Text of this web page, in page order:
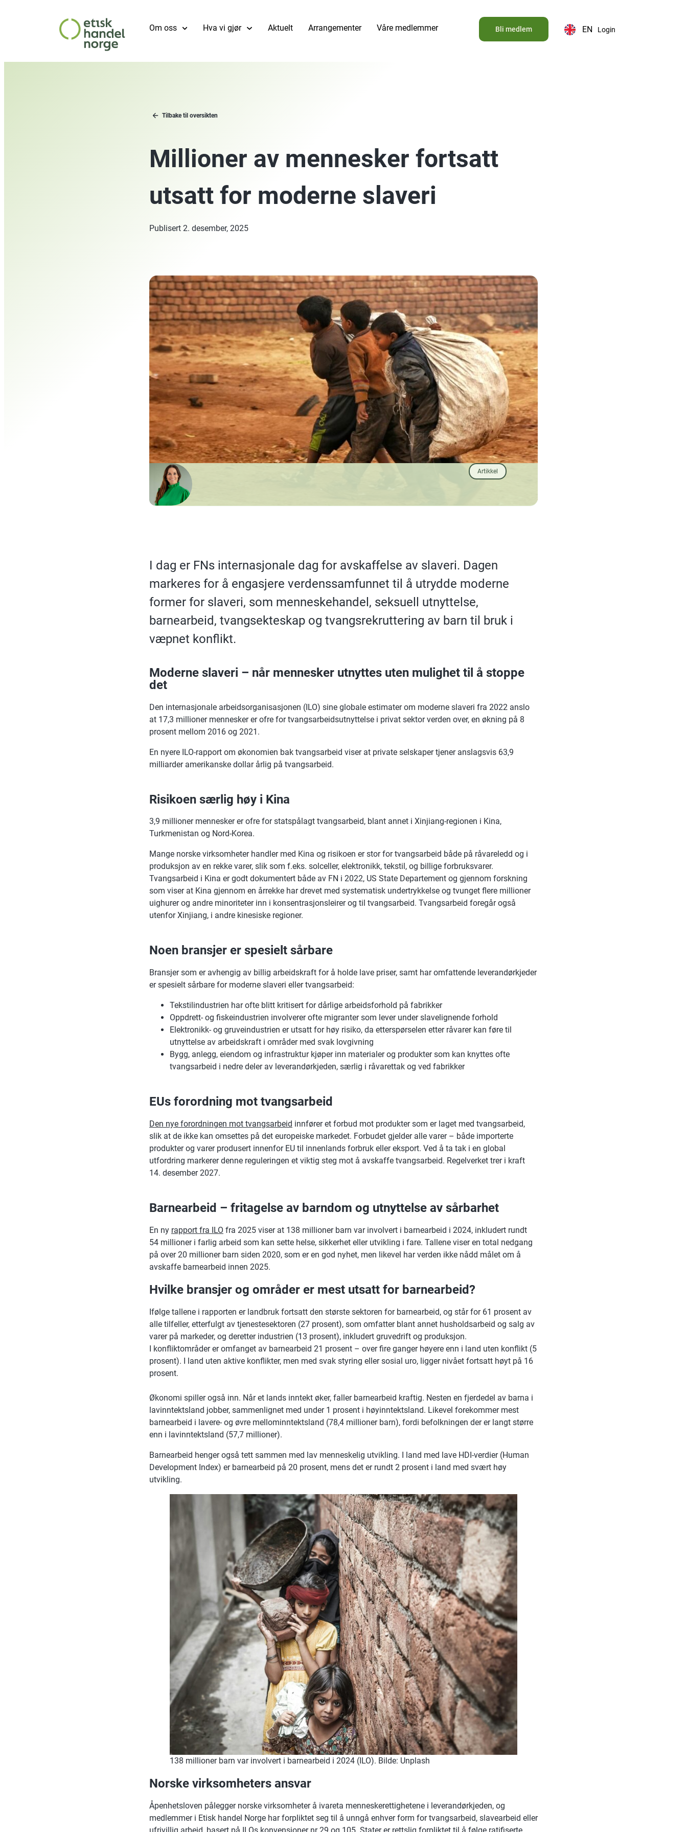
Om oss Hva vi gjør Aktuelt Arrangementer Våre medlemmer EN Login
Bli medlem
Tilbake til oversikten
Millioner av mennesker fortsatt
utsatt for moderne slaveri
Publisert 2. desember, 2025
Artikkel
I dag er FNs internasjonale dag for avskaffelse av slaveri. Dagen
markeres for å engasjere verdenssamfunnet til å utrydde moderne
former for slaveri, som menneskehandel, seksuell utnyttelse,
barnearbeid, tvangsekteskap og tvangsrekruttering av barn til bruk i
væpnet konflikt.
Moderne slaveri – når mennesker utnyttes uten mulighet til å stoppe
det
Den internasjonale arbeidsorganisasjonen (ILO) sine globale estimater om moderne slaveri fra 2022 anslo
at 17,3 millioner mennesker er ofre for tvangsarbeidsutnyttelse i privat sektor verden over, en økning på 8
prosent mellom 2016 og 2021.
En nyere ILO-rapport om økonomien bak tvangsarbeid viser at private selskaper tjener anslagsvis 63,9
milliarder amerikanske dollar årlig på tvangsarbeid.
Risikoen særlig høy i Kina
3,9 millioner mennesker er ofre for statspålagt tvangsarbeid, blant annet i Xinjiang-regionen i Kina,
Turkmenistan og Nord-Korea.
Mange norske virksomheter handler med Kina og risikoen er stor for tvangsarbeid både på råvareledd og i
produksjon av en rekke varer, slik som f.eks. solceller, elektronikk, tekstil, og billige forbruksvarer.
Tvangsarbeid i Kina er godt dokumentert både av FN i 2022, US State Departement og gjennom forskning
som viser at Kina gjennom en årrekke har drevet med systematisk undertrykkelse og tvunget flere millioner
uighurer og andre minoriteter inn i konsentrasjonsleirer og til tvangsarbeid. Tvangsarbeid foregår også
utenfor Xinjiang, i andre kinesiske regioner.
Noen bransjer er spesielt sårbare
Bransjer som er avhengig av billig arbeidskraft for å holde lave priser, samt har omfattende leverandørkjeder
er spesielt sårbare for moderne slaveri eller tvangsarbeid:
Tekstilindustrien har ofte blitt kritisert for dårlige arbeidsforhold på fabrikker
Oppdrett- og fiskeindustrien involverer ofte migranter som lever under slavelignende forhold
Elektronikk- og gruveindustrien er utsatt for høy risiko, da etterspørselen etter råvarer kan føre til
utnyttelse av arbeidskraft i områder med svak lovgivning
Bygg, anlegg, eiendom og infrastruktur kjøper inn materialer og produkter som kan knyttes ofte
tvangsarbeid i nedre deler av leverandørkjeden, særlig i råvarettak og ved fabrikker
EUs forordning mot tvangsarbeid
Den nye forordningen mot tvangsarbeid innfører et forbud mot produkter som er laget med tvangsarbeid,
slik at de ikke kan omsettes på det europeiske markedet. Forbudet gjelder alle varer – både importerte
produkter og varer produsert innenfor EU til innenlands forbruk eller eksport. Ved å ta tak i en global
utfordring markerer denne reguleringen et viktig steg mot å avskaffe tvangsarbeid. Regelverket trer i kraft
14. desember 2027.
Barnearbeid – fritagelse av barndom og utnyttelse av sårbarhet
En ny rapport fra ILO fra 2025 viser at 138 millioner barn var involvert i barnearbeid i 2024, inkludert rundt
54 millioner i farlig arbeid som kan sette helse, sikkerhet eller utvikling i fare. Tallene viser en total nedgang
på over 20 millioner barn siden 2020, som er en god nyhet, men likevel har verden ikke nådd målet om å
avskaffe barnearbeid innen 2025.
Hvilke bransjer og områder er mest utsatt for barnearbeid?
Ifølge tallene i rapporten er landbruk fortsatt den største sektoren for barnearbeid, og står for 61 prosent av
alle tilfeller, etterfulgt av tjenestesektoren (27 prosent), som omfatter blant annet husholdsarbeid og salg av
varer på markeder, og deretter industrien (13 prosent), inkludert gruvedrift og produksjon.
I konfliktområder er omfanget av barnearbeid 21 prosent – over fire ganger høyere enn i land uten konflikt (5
prosent). I land uten aktive konflikter, men med svak styring eller sosial uro, ligger nivået fortsatt høyt på 16
prosent.
Økonomi spiller også inn. Når et lands inntekt øker, faller barnearbeid kraftig. Nesten en fjerdedel av barna i
lavinntektsland jobber, sammenlignet med under 1 prosent i høyinntektsland. Likevel forekommer mest
barnearbeid i lavere- og øvre mellominntektsland (78,4 millioner barn), fordi befolkningen der er langt større
enn i lavinntektsland (57,7 millioner).
Barnearbeid henger også tett sammen med lav menneskelig utvikling. I land med lave HDI-verdier (Human
Development Index) er barnearbeid på 20 prosent, mens det er rundt 2 prosent i land med svært høy
utvikling.
138 millioner barn var involvert i barnearbeid i 2024 (ILO). Bilde: Unplash
Norske virksomheters ansvar
Åpenhetsloven pålegger norske virksomheter å ivareta menneskerettighetene i leverandørkjeden, og
medlemmer i Etisk handel Norge har forpliktet seg til å unngå enhver form for tvangsarbeid, slavearbeid eller
ufrivillig arbeid, basert på ILOs konvensjoner nr 29 og 105. Stater er rettslig forpliktet til å følge ratifiserte